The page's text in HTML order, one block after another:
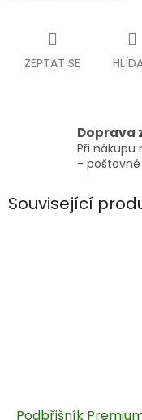
ZEPTAT SE
Doprava
Při nákupu
-
Související
Podbřišník